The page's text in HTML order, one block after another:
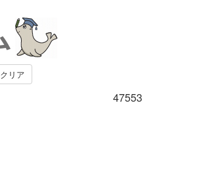
クリア
47553